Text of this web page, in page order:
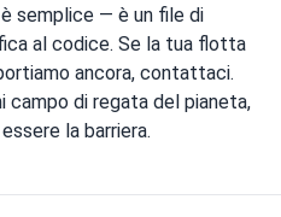
è semplice — è un file di
al codice. Se la tua flotta
ancora, contattaci.
campo di regata del pianeta,
la barriera.